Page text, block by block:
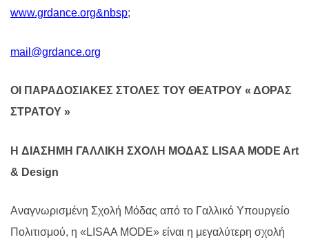
www.grdance.org&nbsp;
mail@grdance.org
ΟΙ ΠΑΡΑΔΟΣΙΑΚΕΣ ΣΤΟΛΕΣ ΤΟΥ ΘΕΑΤΡΟΥ « ΔΟΡΑΣ
ΣΤΡΑΤΟΥ »
H ΔΙΑΣΗΜΗ ΓΑΛΛΙΚΗ ΣΧΟΛΗ ΜΟΔΑΣ LISAA MODE Art
& Design
Αναγνωρισμένη Σχολή Μόδας από το Γαλλικό Υπουργείο
Πολιτισμού, η «LISAA MODE» είναι η μεγαλύτερη σχολή